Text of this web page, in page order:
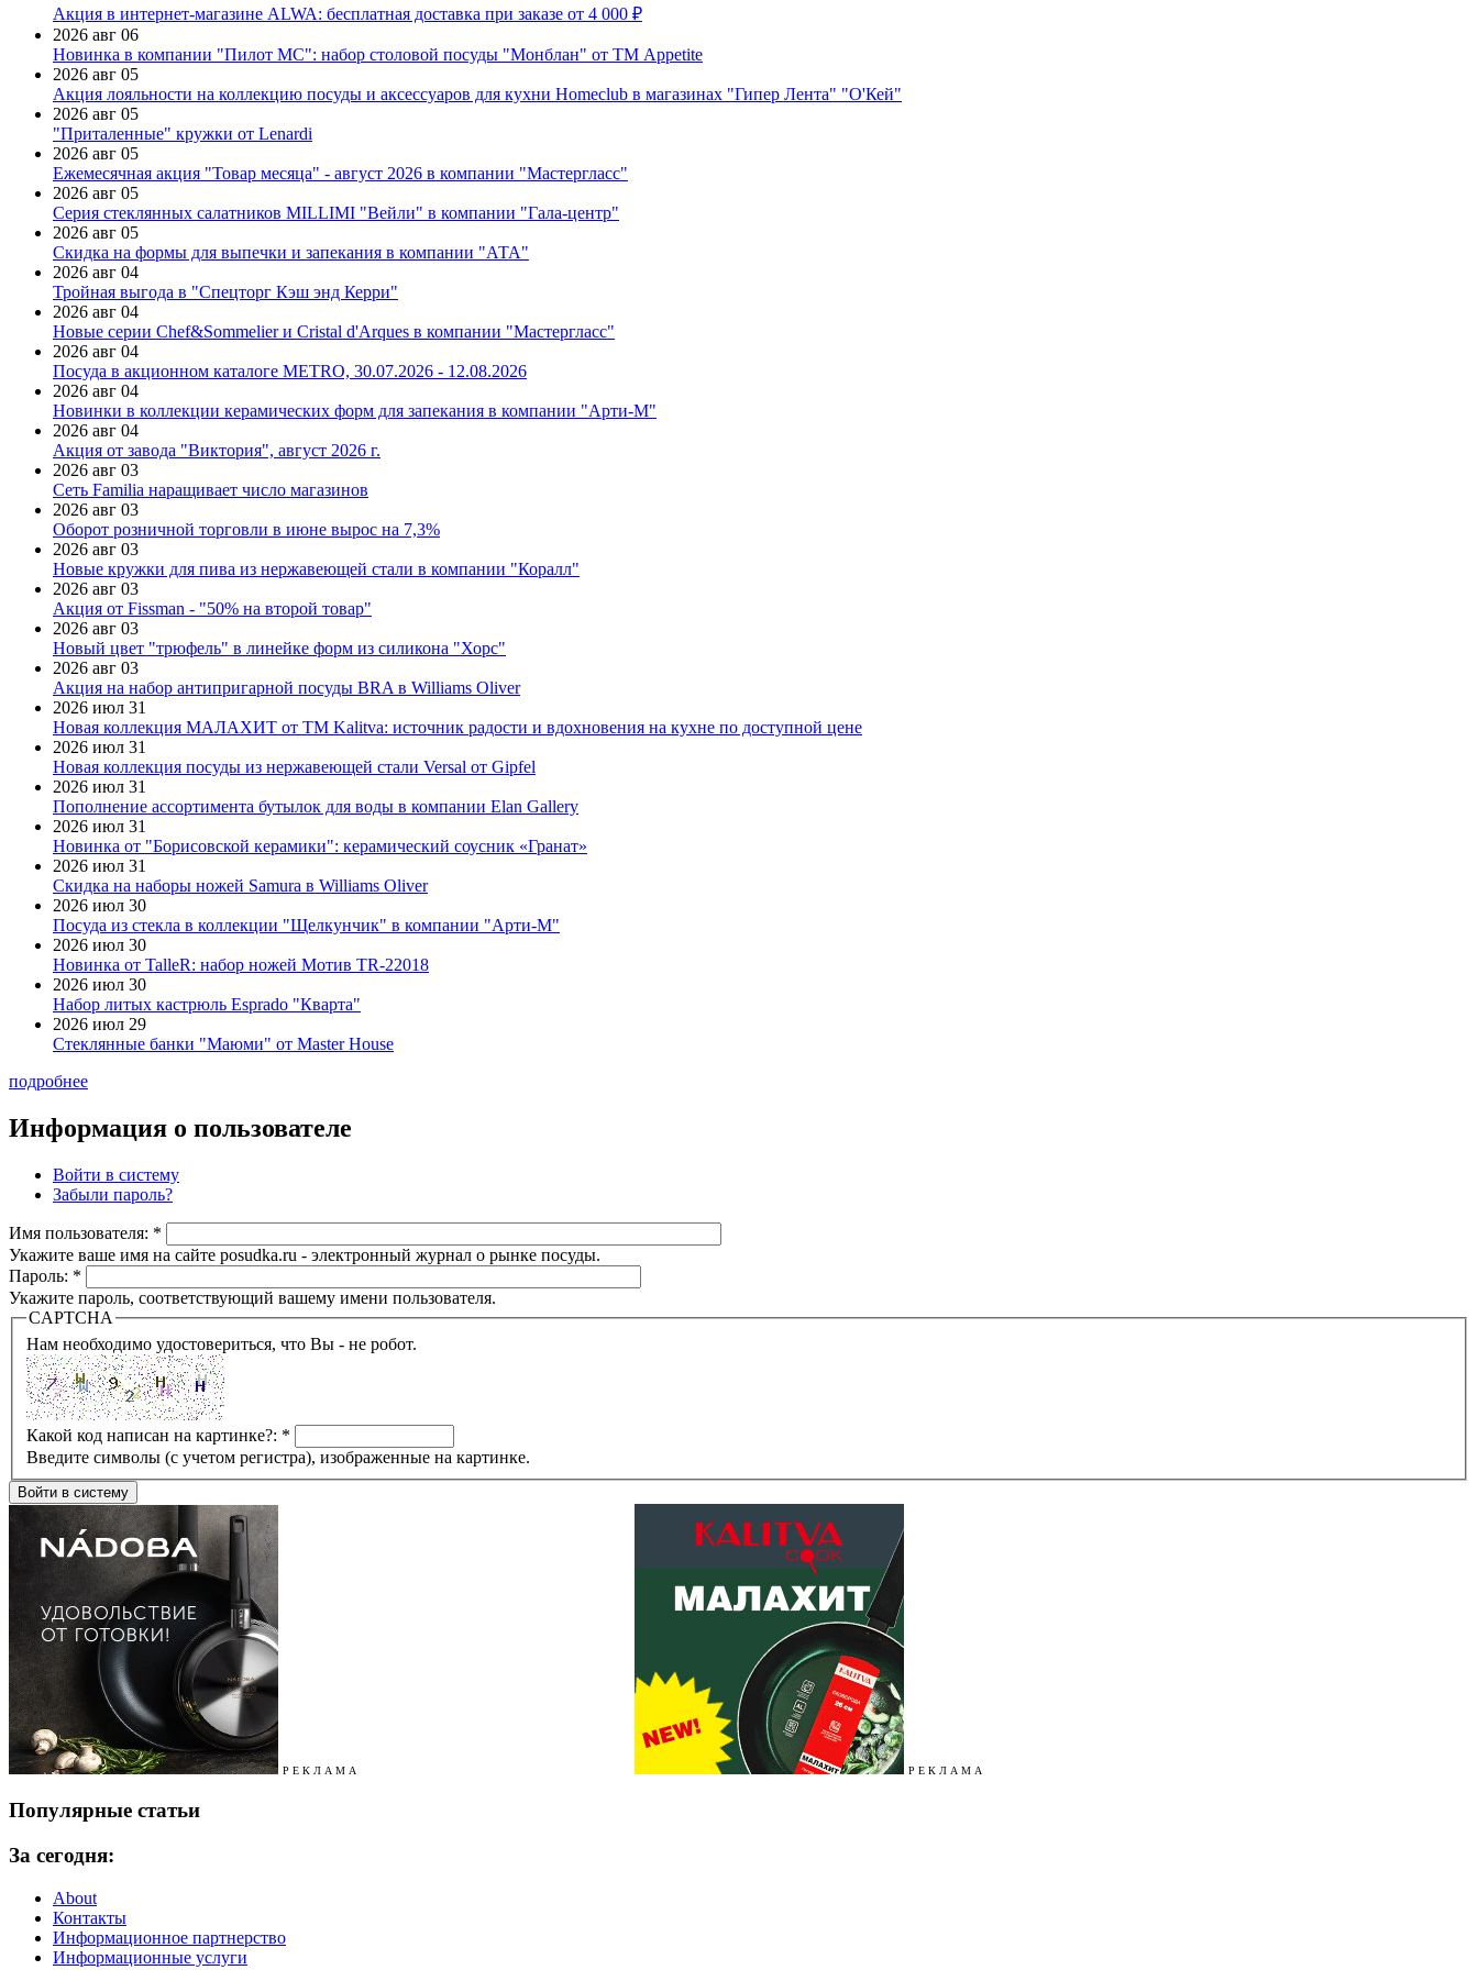
Акция в интернет-магазине ALWA: бесплатная доставка при заказе от 4 000 ₽
2026 авг 06
Новинка в компании "Пилот МС": набор столовой посуды "Монблан" от ТМ Appetite
2026 авг 05
Акция лояльности на коллекцию посуды и аксессуаров для кухни Homeclub в магазинах "Гипер Лента" "О'Кей"
2026 авг 05
"Приталенные" кружки от Lenardi
2026 авг 05
Ежемесячная акция "Товар месяца" - август 2026 в компании "Мастергласс"
2026 авг 05
Серия стеклянных салатников MILLIMI "Вейли" в компании "Гала-центр"
2026 авг 05
Скидка на формы для выпечки и запекания в компании "АТА"
2026 авг 04
Тройная выгода в "Спецторг Кэш энд Керри"
2026 авг 04
Новые серии Chef&Sommelier и Cristal d'Arques в компании "Мастергласс"
2026 авг 04
Посуда в акционном каталоге METRO, 30.07.2026 - 12.08.2026
2026 авг 04
Новинки в коллекции керамических форм для запекания в компании "Арти-М"
2026 авг 04
Акция от завода "Виктория", август 2026 г.
2026 авг 03
Сеть Familia наращивает число магазинов
2026 авг 03
Оборот розничной торговли в июне вырос на 7,3%
2026 авг 03
Новые кружки для пива из нержавеющей стали в компании "Коралл"
2026 авг 03
Акция от Fissman - "50% на второй товар"
2026 авг 03
Новый цвет "трюфель" в линейке форм из силикона "Хорс"
2026 авг 03
Акция на набор антипригарной посуды BRA в Williams Oliver
2026 июл 31
Новая коллекция МАЛАХИТ от ТМ Kalitva: источник радости и вдохновения на кухне по доступной цене
2026 июл 31
Новая коллекция посуды из нержавеющей стали Versal от Gipfel
2026 июл 31
Пополнение ассортимента бутылок для воды в компании Elan Gallery
2026 июл 31
Новинка от "Борисовской керамики": керамический соусник «Гранат»
2026 июл 31
Скидка на наборы ножей Samura в Williams Oliver
2026 июл 30
Посуда из стекла в коллекции "Щелкунчик" в компании "Арти-М"
2026 июл 30
Новинка от TalleR: набор ножей Мотив TR-22018
2026 июл 30
Набор литых кастрюль Esprado "Кварта"
2026 июл 29
Стеклянные банки "Маюми" от Master House
подробнее
Информация о пользователе
Войти в систему
Забыли пароль?
Имя пользователя: *
Укажите ваше имя на сайте posudka.ru - электронный журнал о рынке посуды.
Пароль: *
Укажите пароль, соответствующий вашему имени пользователя.
CAPTCHA
Нам необходимо удостовериться, что Вы - не робот.
Какой код написан на картинке?: *
Введите символы (с учетом регистра), изображенные на картинке.
Р Е К Л А М А Р Е К Л А М А
Популярные статьи
За сегодня:
About
Контакты
Информационное партнерство
Информационные услуги